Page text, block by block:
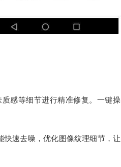
感等细节进行精准修复。一键操
快速去噪，优化图像纹理细节，让